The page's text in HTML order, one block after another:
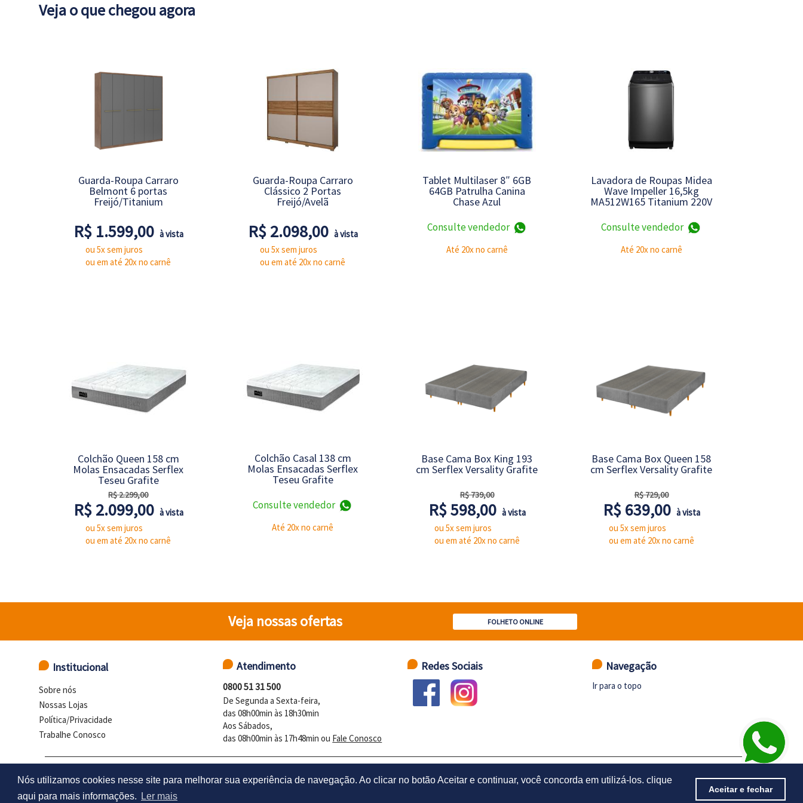
Nós utilizamos cookies nesse site para melhorar sua experiência de navegação. Ao clicar no botão Aceitar e continuar, você concorda em utilizá-los. clique
aqui para mais informações.
Ler mais
Aceitar e fechar
Veja o que chegou agora
Guarda-Roupa Carraro
Belmont 6 portas
Freijó/Titanium
R$ 1.599,00 à vista
ou 5x sem juros
ou em até 20x no carnê
Guarda-Roupa Carraro
Clássico 2 Portas
Freijó/Avelã
R$ 2.098,00 à vista
ou 5x sem juros
ou em até 20x no carnê
Tablet Multilaser 8″ 6GB
64GB Patrulha Canina
Chase Azul
Consulte vendedor
Até 20x no carnê
Lavadora de Roupas Midea
Wave Impeller 16,5kg
MA512W165 Titanium 220V
Consulte vendedor
Até 20x no carnê
Colchão Queen 158 cm
Molas Ensacadas Serflex
Teseu Grafite
R$ 2.299,00
R$ 2.099,00 à vista
ou 5x sem juros
ou em até 20x no carnê
Colchão Casal 138 cm
Molas Ensacadas Serflex
Teseu Grafite
Consulte vendedor
Até 20x no carnê
Base Cama Box King 193
cm Serflex Versality Grafite
R$ 739,00
R$ 598,00 à vista
ou 5x sem juros
ou em até 20x no carnê
Base Cama Box Queen 158
cm Serflex Versality Grafite
R$ 729,00
R$ 639,00 à vista
ou 5x sem juros
ou em até 20x no carnê
Veja nossas ofertas FOLHETO ONLINE
Institucional
Sobre nós
Nossas Lojas
Política/Privacidade
Trabalhe Conosco
Atendimento
0800 51 31 500
De Segunda a Sexta-feira,
das 08h00min às 18h30min
Aos Sábados,
das 08h00min às 17h48min ou Fale Conosco
Redes Sociais Navegação
Ir para o topo